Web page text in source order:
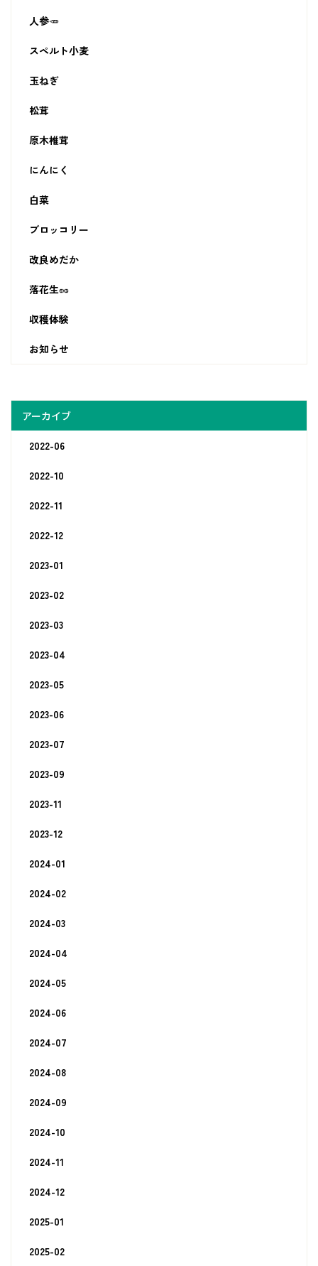
人参🥕
スペルト小麦
玉ねぎ
松茸
原木椎茸
にんにく
白菜
ブロッコリー
改良めだか
落花生🥜
収穫体験
お知らせ
アーカイブ
2022-06
2022-10
2022-11
2022-12
2023-01
2023-02
2023-03
2023-04
2023-05
2023-06
2023-07
2023-09
2023-11
2023-12
2024-01
2024-02
2024-03
2024-04
2024-05
2024-06
2024-07
2024-08
2024-09
2024-10
2024-11
2024-12
2025-01
2025-02